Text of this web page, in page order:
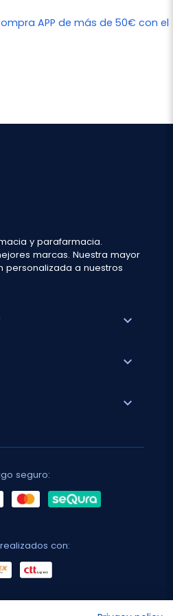
APP de más de 50€ con el
y parafarmacia.
marcas. Nuestra mayor
personalizada a nuestros
expand_more
expand_more
expand_more
seguro:
con: